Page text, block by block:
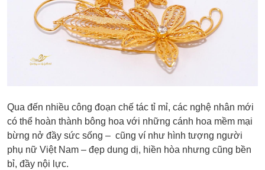
Qua đến nhiều công đoạn chế tác tỉ mỉ, các nghệ nhân mới
có thể hoàn thành bông hoa với những cánh hoa mềm mại
bừng nở đầy sức sống – cũng ví như hình tượng người
phụ nữ Việt Nam – đẹp dung dị, hiền hòa nhưng cũng bền
bỉ, đầy nội lực.